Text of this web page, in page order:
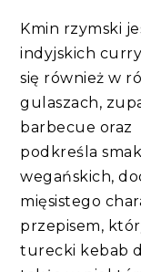
Kmin rzymski
indyjskich
się również w
gulaszach,
barbecue oraz
podkreśla
wegańskich,
mięsistego
przepisem,
turecki kebab